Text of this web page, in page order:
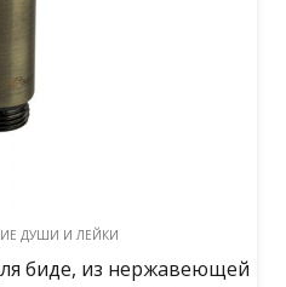
ДУШИ И ЛЕЙКИ
биде, из нержавеющей